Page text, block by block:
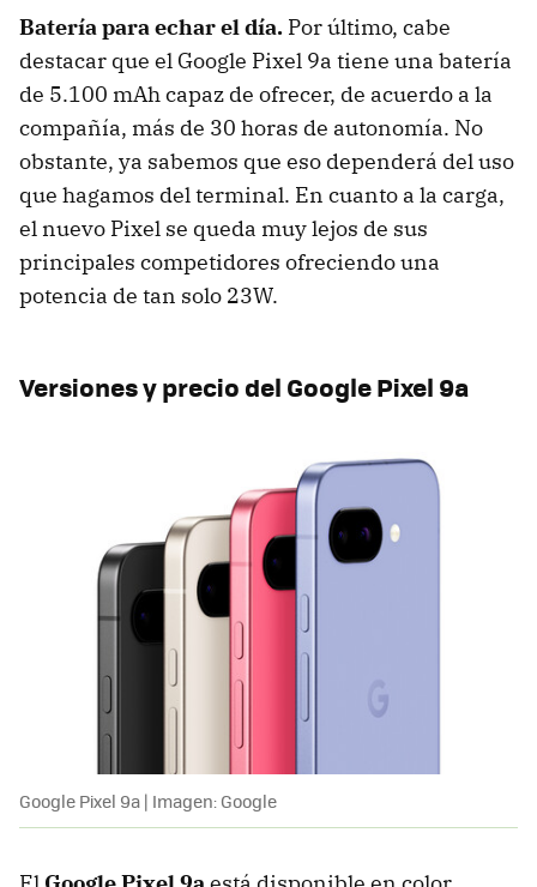
Batería para echar el día. Por último, cabe
destacar que el Google Pixel 9a tiene una batería
de 5.100 mAh capaz de ofrecer, de acuerdo a la
compañía, más de 30 horas de autonomía. No
obstante, ya sabemos que eso dependerá del uso
que hagamos del terminal. En cuanto a la carga,
el nuevo Pixel se queda muy lejos de sus
principales competidores ofreciendo una
potencia de tan solo 23W.
Versiones y precio del Google Pixel 9a
Google Pixel 9a | Imagen: Google